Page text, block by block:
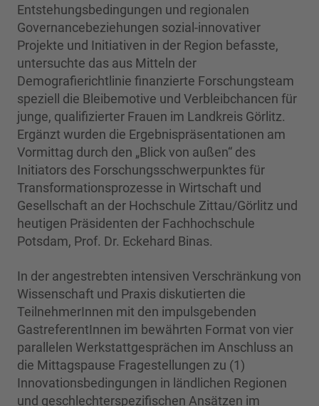
Entstehungsbedingungen und regionalen
Governancebeziehungen sozial-innovativer
Projekte und Initiativen in der Region befasste,
untersuchte das aus Mitteln der
Demografierichtlinie finanzierte Forschungsteam
speziell die Bleibemotive und Verbleibchancen für
junge, qualifizierter Frauen im Landkreis Görlitz.
Ergänzt wurden die Ergebnispräsentationen am
Vormittag durch den „Blick von außen“ des
Initiators des Forschungsschwerpunktes für
Transformationsprozesse in Wirtschaft und
Gesellschaft an der Hochschule Zittau/Görlitz und
heutigen Präsidenten der Fachhochschule
Potsdam, Prof. Dr. Eckehard Binas.
In der angestrebten intensiven Verschränkung von
Wissenschaft und Praxis diskutierten die
TeilnehmerInnen mit den impulsgebenden
GastreferentInnen im bewährten Format von vier
parallelen Werkstattgesprächen im Anschluss an
die Mittagspause Fragestellungen zu (1)
Innovationsbedingungen in ländlichen Regionen
und geschlechterspezifischen Ansätzen im